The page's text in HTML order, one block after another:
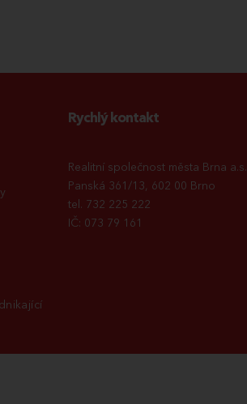
Rychlý kontakt
Realitní společnost města Brna a.s.
Panská 361/13, 602 00 Brno
tel. 732 225 222
IČ: 073 79 161